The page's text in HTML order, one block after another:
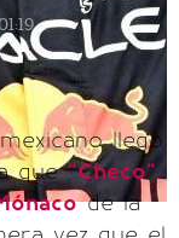
llegó
que“Checo”
de la